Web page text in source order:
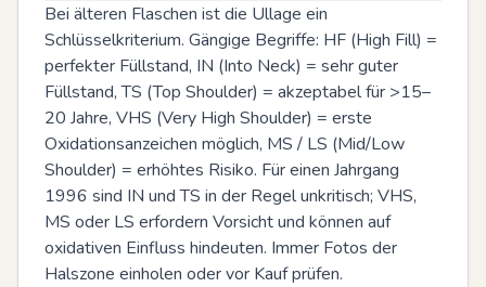
Bei älteren Flaschen ist die Ullage ein
Schlüsselkriterium. Gängige Begriffe: HF (High Fill) =
perfekter Füllstand, IN (Into Neck) = sehr guter
Füllstand, TS (Top Shoulder) = akzeptabel für >15–
20 Jahre, VHS (Very High Shoulder) = erste
Oxidationsanzeichen möglich, MS / LS (Mid/Low
Shoulder) = erhöhtes Risiko. Für einen Jahrgang
1996 sind IN und TS in der Regel unkritisch; VHS,
MS oder LS erfordern Vorsicht und können auf
oxidativen Einfluss hindeuten. Immer Fotos der
Halszone einholen oder vor Kauf prüfen.